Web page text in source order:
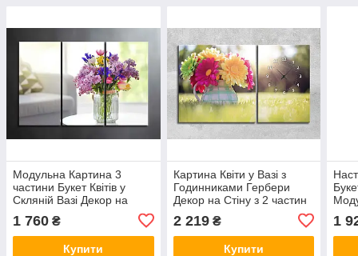
Модульна Картина 3
частини Букет Квітів у
Скляній Вазі Декор на
Бузок Іриси на Столі
1 760 ₴
Купити
Картина Квіти у Вазі з
Годинниками Гербери
Декор на Стіну з 2 частин
з Квітами Природа Зелена
Трава Яскравий Букет VE
2 219₴
Купити
1